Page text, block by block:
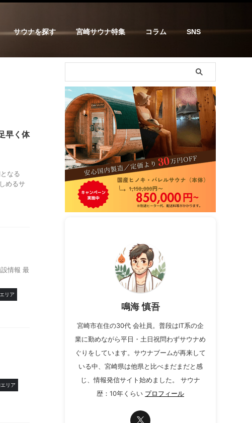
サウナを探す 宮崎サウナ特集 コラム SNS
早く体
なる
めるサ
情報 最
リア
リア
鳴海 慎吾
宮崎市在住の30代 会社員。普段はIT系の企
業に勤めながら平日・土日祝問わずサウナめ
ぐりをしています。サウナブームが再来して
いる中、宮崎県は他県と比べまだまだと感
じ、情報発信サイト始めました。 サウナ
歴：10年くらい プロフィール